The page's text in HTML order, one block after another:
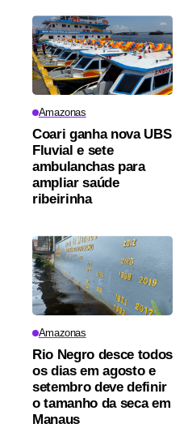
Amazonas
Coari ganha nova UBS
Fluvial e sete
ambulanchas para
ampliar saúde
ribeirinha
Amazonas
Rio Negro desce todos
os dias em agosto e
setembro deve definir
o tamanho da seca em
Manaus